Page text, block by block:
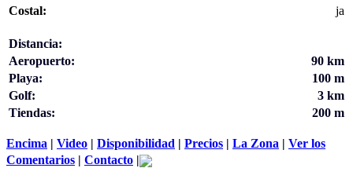
Costal:
ja
Distancia:
Aeropuerto:
90 km
Playa:
100 m
Golf:
3 km
Tiendas:
200 m
Encima | Video | Disponibilidad | Precios | La Zona | Ver los
Comentarios | Contacto |